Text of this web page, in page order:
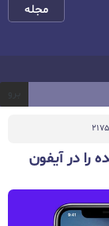
مجله
در آیفون